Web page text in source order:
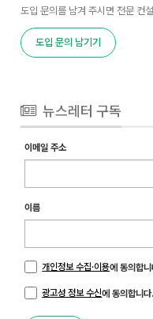
도입 문의를 남겨 주시면 전문 컨
도입 문의 남기기
뉴스레터 구독
이메일 주소
이름
개인정보 수집·이용에 동의합
광고성 정보 수신에 동의합니다.